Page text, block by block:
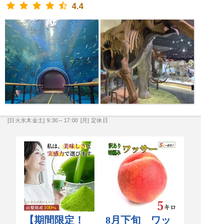
4.4
[日火水木金土] 9:30～17:00 [月] 定休日